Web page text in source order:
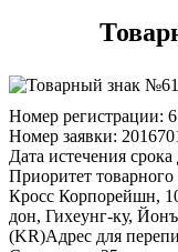
Номер регистрации:
Номер заявки:
Дата истечения
Приоритет товарного
Кросс Корпорейшн,
дон, Гихеунг-ку,
(KR)Адрес для